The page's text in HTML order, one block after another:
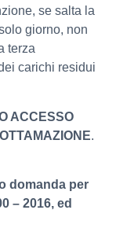
se salta la
giorno, non
terza
carichi residui
ACCESSO
.
domanda per
– 2016, ed